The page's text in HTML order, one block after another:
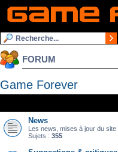
FORUM
Game Forever
News
Les news, mises à jour du site
Sujets : 355